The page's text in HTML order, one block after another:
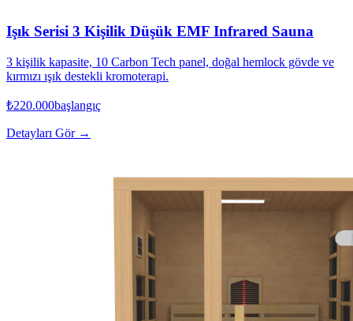
Işık Serisi 3 Kişilik Düşük EMF Infrared Sauna
3 kişilik kapasite, 10 Carbon Tech panel, doğal hemlock gövde ve
kırmızı ışık destekli kromoterapi.
₺220.000başlangıç
Detayları Gör →